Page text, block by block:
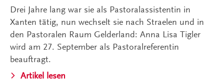
Drei Jahre lang war sie als Pastoralassistentin in
Xanten tätig, nun wechselt sie nach Straelen und in
den Pastoralen Raum Gelderland: Anna Lisa Tigler
wird am 27. September als Pastoralreferentin
beauftragt.
Artikel lesen